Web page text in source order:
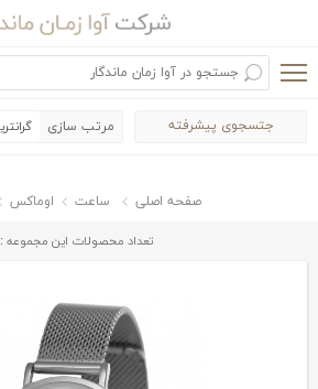
جتسجوی پیشرفته مرتب سازی
صفحه اصلی ساعت اوماکس
تعداد محصولات این مجموعه : 1